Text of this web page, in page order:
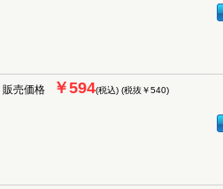
販売価格 ￥594(税込) (税抜￥540)